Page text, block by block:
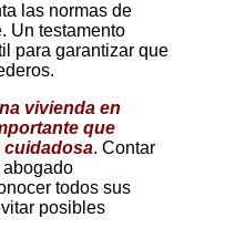
las normas de
Un testamento
para garantizar que
vivienda en
que
cuidadosa. Contar
todos sus
posibles